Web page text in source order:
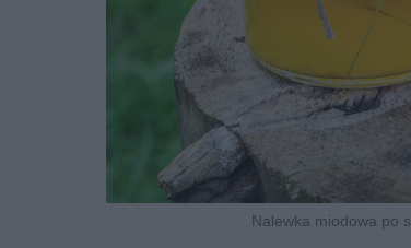
Nalewka miodowa po